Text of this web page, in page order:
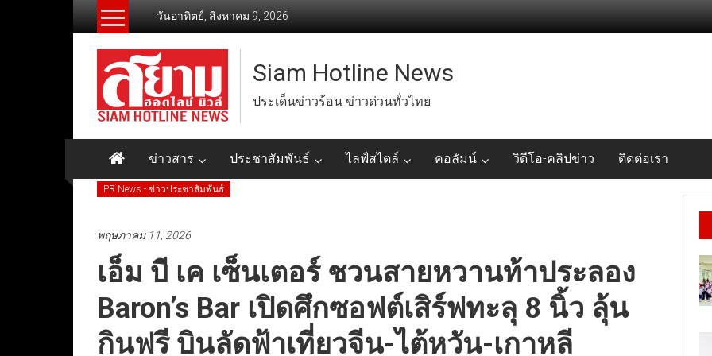
วันอาทิตย์, สิงหาคม 9, 2026
Siam Hotline News
ประเด็นข่าวร้อน ข่าวด่วนทั่วไทย
ข่าวสาร ประชาสัมพันธ์ ไลฟ์สไตล์ คอลัมน์ วิดีโอ-คลิปข่าว ติดต่อเรา
PR News - ข่าวประชาสัมพันธ์
พฤษภาคม 11, 2026
เอ็ม บี เค เซ็นเตอร์ ชวนสายหวานท้าประลอง
Baron’s Bar เปิดศึกซอฟต์เสิร์ฟทะลุ 8 นิ้ว ลุ้น
กินฟรี บินลัดฟ้าเที่ยวจีน-ไต้หวัน-เกาหลี